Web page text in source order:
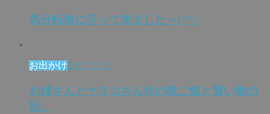
気分転換に行って来ました～(^^♪
お出かけ 2017.11.27
お姉さんとヤスコさん作の晩ご飯と買い物の
話。